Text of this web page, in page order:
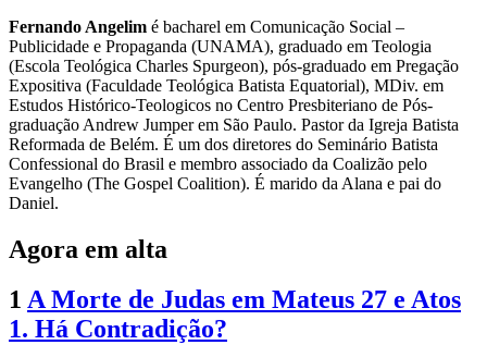
Fernando Angelim é bacharel em Comunicação Social –
Publicidade e Propaganda (UNAMA), graduado em Teologia
(Escola Teológica Charles Spurgeon), pós-graduado em Pregação
Expositiva (Faculdade Teológica Batista Equatorial), MDiv. em
Estudos Histórico-Teologicos no Centro Presbiteriano de Pós-
graduação Andrew Jumper em São Paulo. Pastor da Igreja Batista
Reformada de Belém. É um dos diretores do Seminário Batista
Confessional do Brasil e membro associado da Coalizão pelo
Evangelho (The Gospel Coalition). É marido da Alana e pai do
Daniel.
Agora em alta
1 A Morte de Judas em Mateus 27 e Atos
1. Há Contradição?